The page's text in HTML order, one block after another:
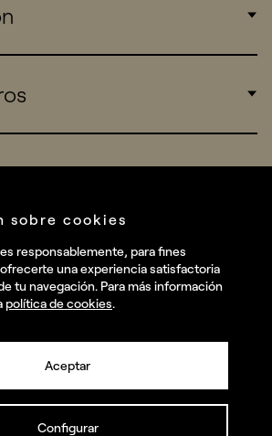
derechos reservados.
sobre cookies
responsablemente, para fines
una experiencia satisfactoria
tu navegación. Para más información
política de cookies.
Aceptar
Configurar